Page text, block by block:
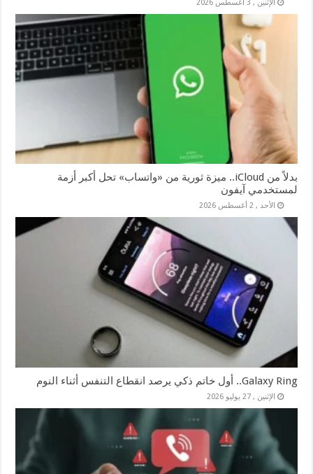
الإثنين , 3 أغسطس 2026
بدلاً من iCloud.. ميزة ثورية من «واتساب» تحل أكبر أزمة
لمستخدمي آيفون
الأحد , 2 أغسطس 2026
Galaxy Ring.. أول خاتم ذكي يرصد انقطاع التنفس أثناء النوم
الإثنين , 27 يوليو 2026